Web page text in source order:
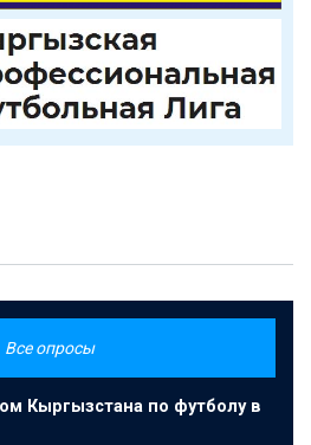
Все опросы
Кыргызстана по футболу в